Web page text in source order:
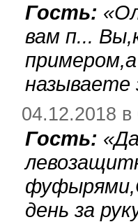
Гость: «
вам п...
называете
04.12.2018 в
Гость: «
день за